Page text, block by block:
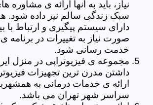
نیاز، باید به آنها ارائه ی مشاوره
سبک زندگی سالم نیز داده شود.
دارای سیستم پیگیری و ارتباط با
صورت نیاز به تغییرات در برنامه ی
خدمت رسانی شود.
مجموعه ی فیزیوتراپی در منزل
داشتن مدرن ترین تجهیزات
ارائه ی خدمات درمانی به
سراسر شهر تهران می باشد.